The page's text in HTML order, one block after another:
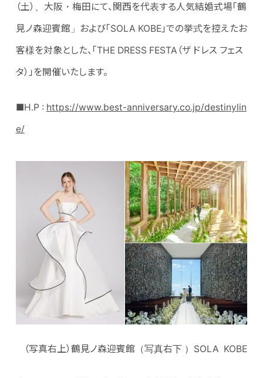
（土）、大阪・梅田にて、関西を代表する人気結婚式場「鶴
見ノ森迎賓館」および「SOLA KOBE」での挙式を控えたお
客様を対象とした、「THE DRESS FESTA（ザ ドレス フェス
タ）」を開催いたします。
■H.P : https://www.best-anniversary.co.jp/destinylin
e/
（写真右上）鶴見ノ森迎賓館（写真右下 ）SOLA KOBE